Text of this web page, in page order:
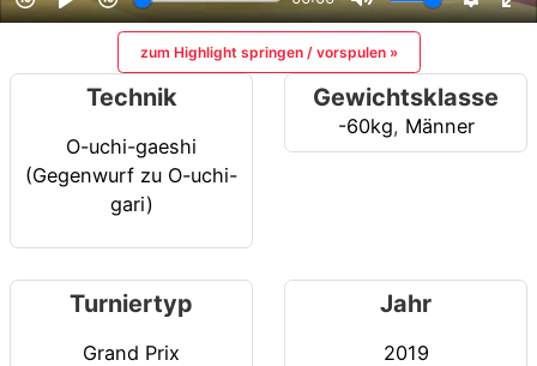
zum Highlight springen / vorspulen »
Technik
O-uchi-gaeshi
(Gegenwurf zu O-uchi-
gari)
Gewichtsklasse
-60kg, Männer
Turniertyp
Grand Prix
Jahr
2019